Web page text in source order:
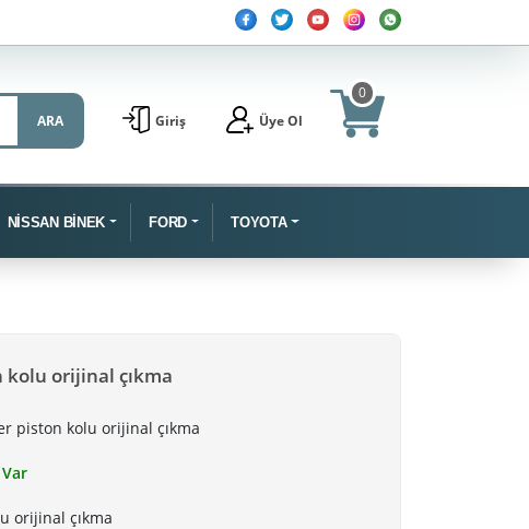
ARA Giriş Üye Ol
0
NİSSAN BİNEK FORD TOYOTA
orijinal çıkma
piston kolu orijinal çıkma
orijinal çıkma